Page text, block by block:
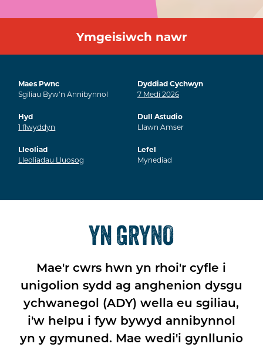
Ymgeisiwch nawr
Maes Pwnc
Sgiliau Byw’n Annibynnol
Dyddiad Cychwyn
7 Medi2026
Hyd
1flwyddyn
Dull Astudio
Llawn Amser
Lleoliad
Lleoliadau Lluosog
Lefel
Mynediad
YN GRYNO
Mae'r cwrs hwn yn rhoi'r cyfle i
unigolion sydd ag anghenion dysgu
ychwanegol (ADY) wella eu sgiliau,
i'w helpu i fyw bywyd annibynnol
yn y gymuned. Mae wedi'i gynllunio